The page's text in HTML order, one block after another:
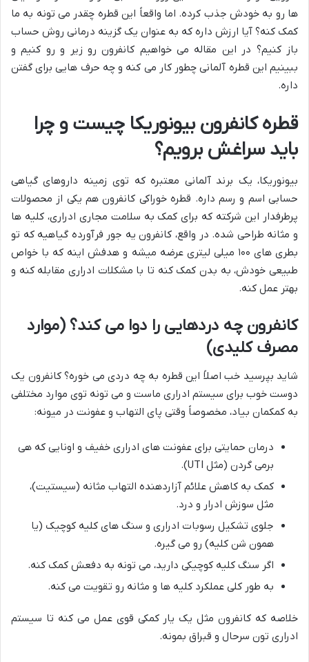
ها رو به خودش جذب کرده. اما واقعاً این قطره چقدر می تونه به ما
کمک کنه؟ آیا ارزش داره که به عنوان یک گزینه درمانی روش حساب
باز کنیم؟ در این مقاله می خواهیم کانفرون رو زیر و رو کنیم و
ببینیم این قطره آلمانی چطور کار می کنه و چه حرف هایی برای گفتن
داره.
قطره کانفرون بیونوریکا چیست و چرا
باید سراغش برویم؟
بیونوریکا، یک برند آلمانی معتبره که توی زمینه داروهای گیاهی
حسابی اسم و رسم داره. قطره خوراکی کانفرون هم یکی از محصولات
پرطرفدار این شرکته که برای کمک به سلامت مجاری ادراری، کلیه ها
و مثانه طراحی شده. در واقع، کانفرون یه جور فرآورده گیاهیه که تو
بطری های ۱۰۰ میلی لیتری عرضه میشه و هدفش اینه که با خواص
طبیعی خودش، به بدن کمک کنه تا با مشکلات ادراری مقابله کنه و
بهتر عمل کنه.
کانفرون چه دردهایی را دوا می کند؟ (موارد
مصرف کلیدی)
شاید بپرسید خب اصلاً این قطره به چه دردی می خوره؟ کانفرون یک
دوست خوب برای سیستم ادراری ماست و می تونه توی موارد مختلفی
به کمکمان بیاد، مخصوصاً وقتی پای التهاب و عفونت در میونه:
درمان حمایتی برای عفونت های ادراری خفیف و اونایی که هی
برمی گردن (مثل UTI).
کمک به کاهش علائم آزاردهنده التهاب مثانه (سیستیت)،
مثل سوزش ادرار و درد.
جلوی تشکیل رسوبات ادراری و سنگ های کلیه کوچیک (یا
همون شن کلیه) رو می گیره.
اگر سنگ کلیه کوچیکی دارید، می تونه به دفعش کمک کنه.
به طور کلی عملکرد کلیه ها و مثانه رو تقویت می کنه.
خلاصه که کانفرون مثل یک یار کمکی قوی عمل می کنه تا سیستم
ادراری تون سرحال و قبراق بمونه.